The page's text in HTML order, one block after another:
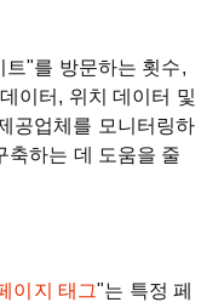
"를 방문하는 횟수,
이터, 위치 데이터 및
공업체를 모니터링하
축하는 데 도움을 줄
이지 태그"는 특정 페